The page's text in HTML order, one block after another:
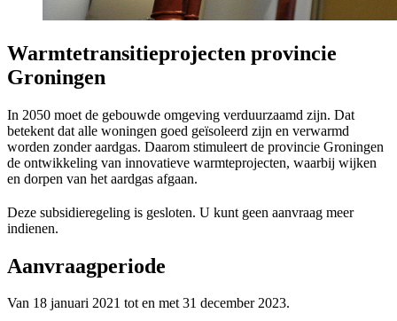
Warmtetransitieprojecten provincie
Groningen
In 2050 moet de gebouwde omgeving verduurzaamd zijn. Dat
betekent dat alle woningen goed geïsoleerd zijn en verwarmd
worden zonder aardgas. Daarom stimuleert de provincie Groningen
de ontwikkeling van innovatieve warmteprojecten, waarbij wijken
en dorpen van het aardgas afgaan.
Deze subsidieregeling is gesloten. U kunt geen aanvraag meer
indienen.
Aanvraagperiode
Van 18 januari 2021 tot en met 31 december 2023.